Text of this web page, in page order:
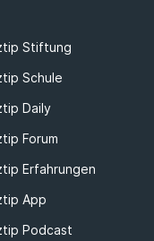
Stiftung
Schule
Daily
Forum
Erfahrungen
App
Podcast